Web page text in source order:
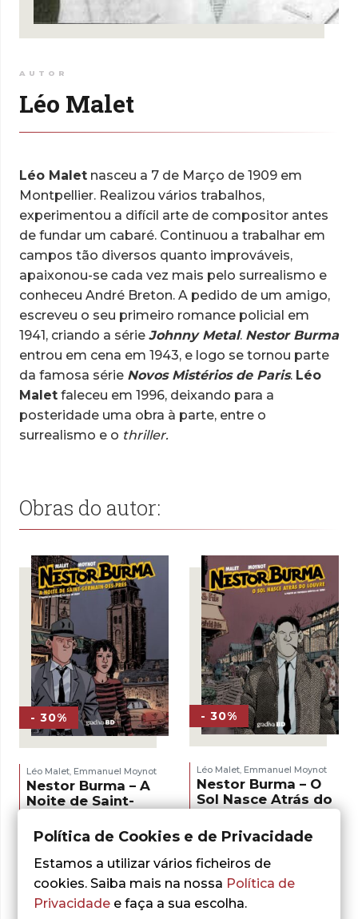
AUTOR
Léo Malet
Léo Malet nasceu a 7 de Março de 1909 em
Montpellier. Realizou vários trabalhos,
experimentou a difícil arte de compositor antes
de fundar um cabaré. Continuou a trabalhar em
campos tão diversos quanto improváveis,
apaixonou-se cada vez mais pelo surrealismo e
conheceu André Breton. A pedido de um amigo,
escreveu o seu primeiro romance policial em
1941, criando a série Johnny Metal. Nestor Burma
entrou em cena em 1943, e logo se tornou parte
da famosa série Novos Mistérios de Paris. Léo
Malet faleceu em 1996, deixando para a
posteridade uma obra à parte, entre o
surrealismo e o thriller.
Obras do autor:
- 30%
Léo Malet Emmanuel Moynot
Nestor Burma – A
Noite de Saint-
Vol. 1
18,50
preço
original
era:
18,50 €.
O
preço
atual
12,95 €.
- 30%
Léo Malet, Emmanuel Moynot
Nestor Burma – O
Sol Nasce Atrás do
Louvre, Vol. 2
18,50€ O
original
era:
12,95€O
é:
ADICIONAR
Política de Cookies e de Privacidade
Estamos a utilizar vários ficheiros de
cookies. Saiba mais na nossa Política de
Privacidade e faça a sua escolha.